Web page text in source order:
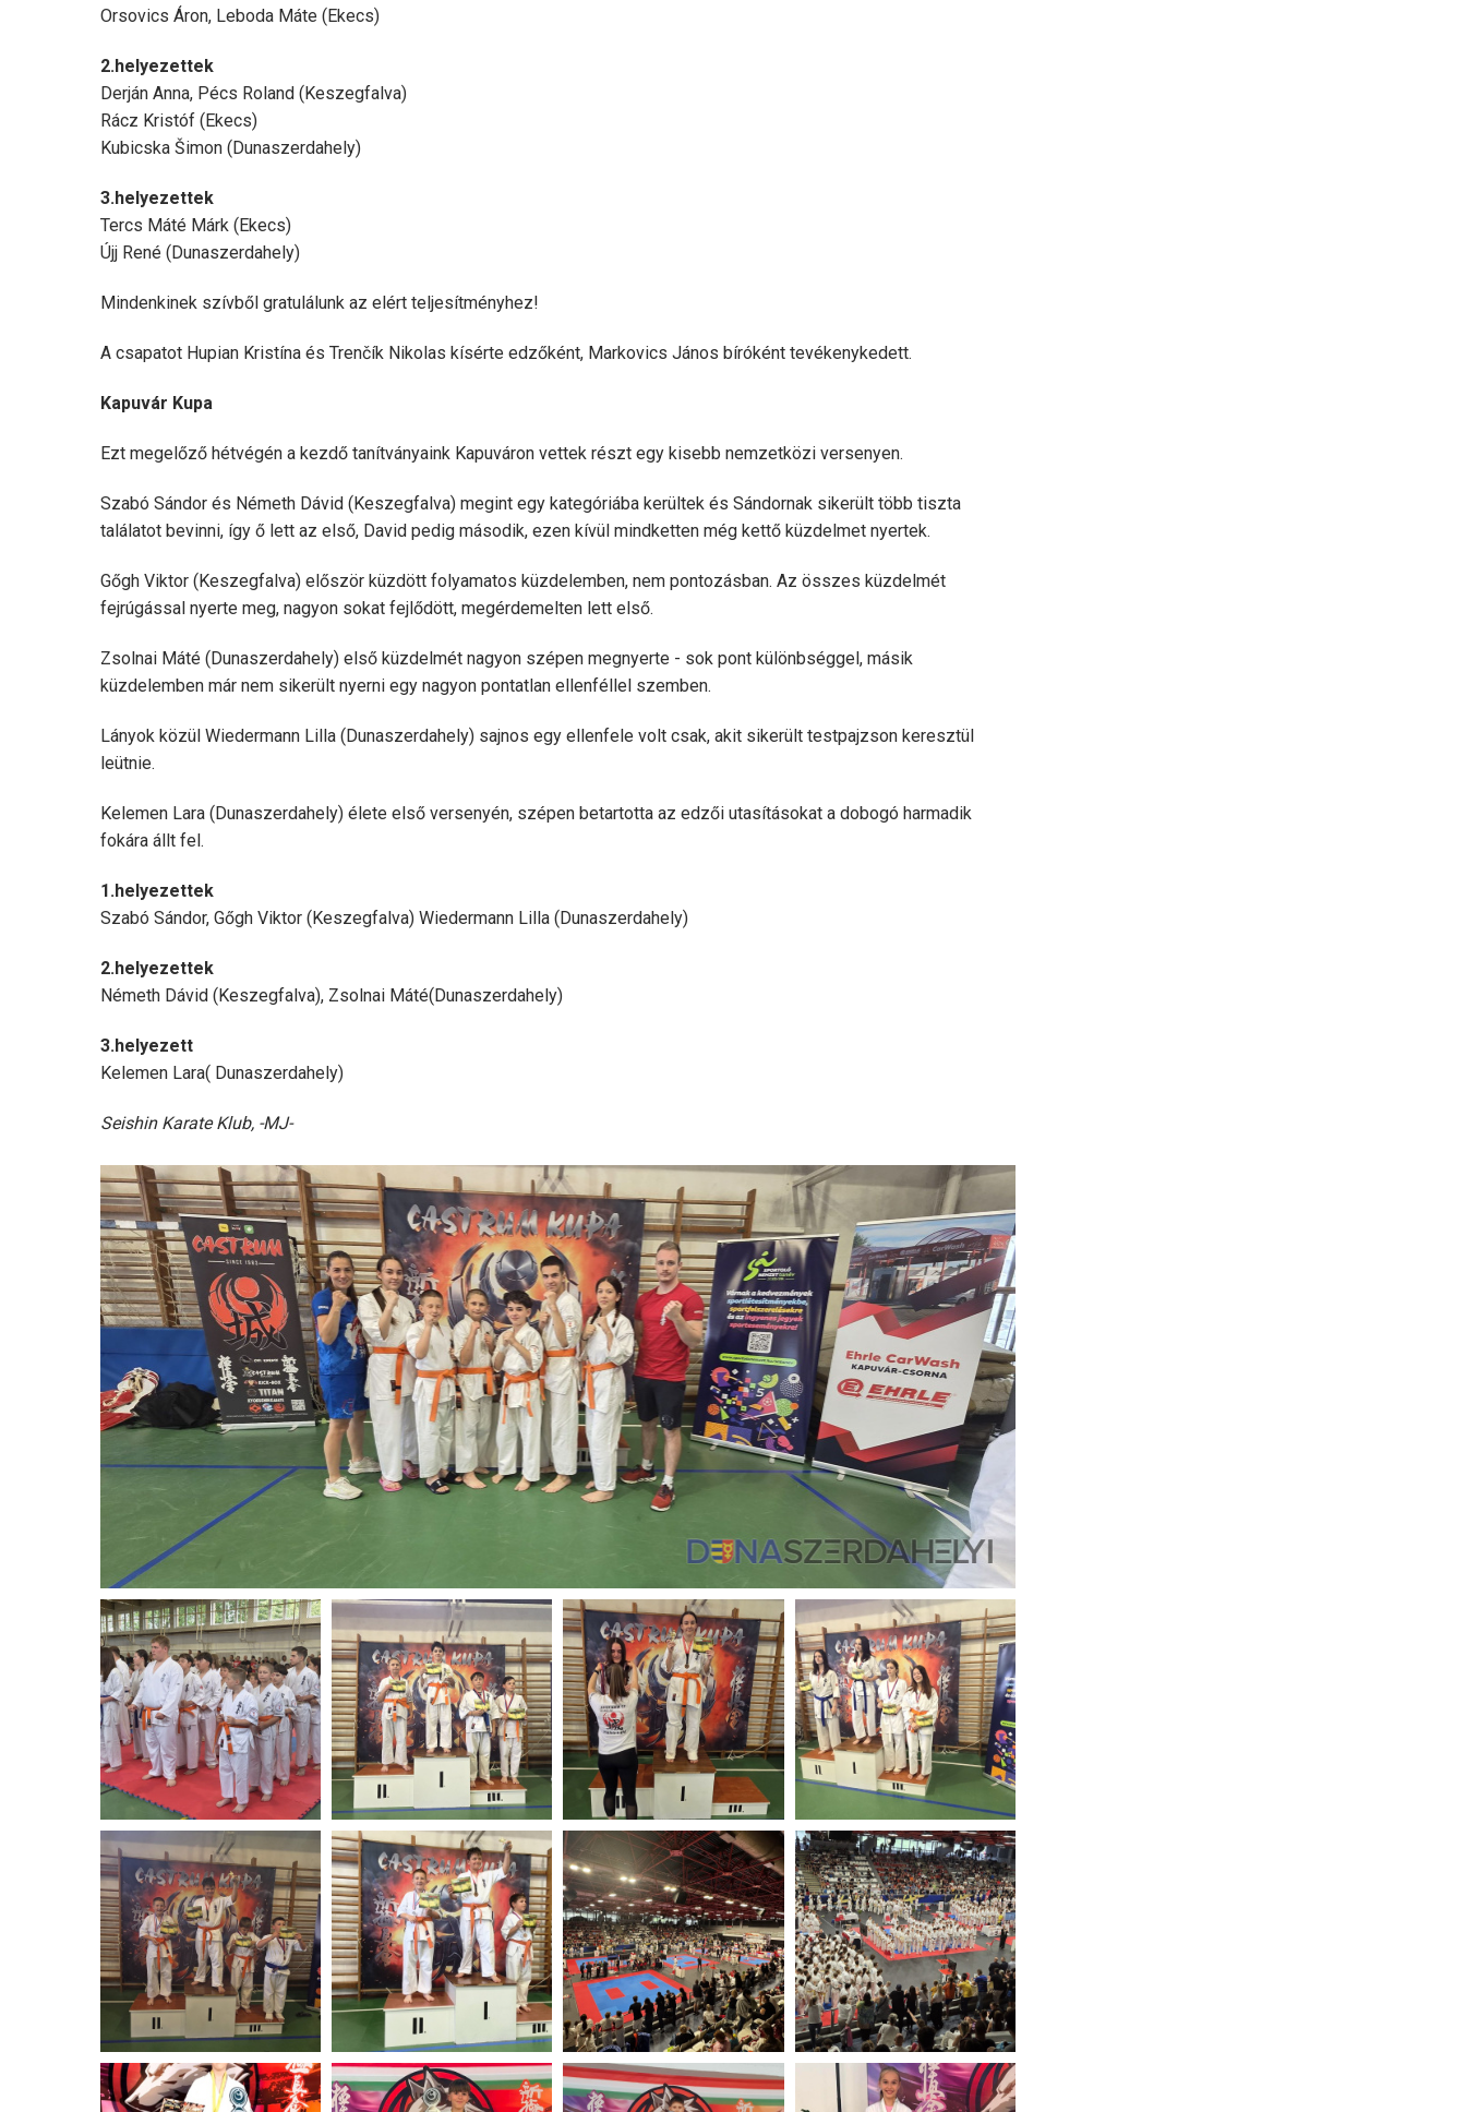
Orsovics Áron, Leboda Máte (Ekecs)
2.helyezettek
Derján Anna, Pécs Roland (Keszegfalva)
Rácz Kristóf (Ekecs)
Kubicska Šimon (Dunaszerdahely)
3.helyezettek
Tercs Máté Márk (Ekecs)
Újj René (Dunaszerdahely)
Mindenkinek szívből gratulálunk az elért teljesítményhez!
A csapatot Hupian Kristína és Trenčík Nikolas kísérte edzőként, Markovics János bíróként tevékenykedett.
Kapuvár Kupa
Ezt megelőző hétvégén a kezdő tanítványaink Kapuváron vettek részt egy kisebb nemzetközi versenyen.
Szabó Sándor és Németh Dávid (Keszegfalva) megint egy kategóriába kerültek és Sándornak sikerült több tiszta
találatot bevinni, így ő lett az első, David pedig második, ezen kívül mindketten még kettő küzdelmet nyertek.
Gőgh Viktor (Keszegfalva) először küzdött folyamatos küzdelemben, nem pontozásban. Az összes küzdelmét
fejrúgással nyerte meg, nagyon sokat fejlődött, megérdemelten lett első.
Zsolnai Máté (Dunaszerdahely) első küzdelmét nagyon szépen megnyerte - sok pont különbséggel, másik
küzdelemben már nem sikerült nyerni egy nagyon pontatlan ellenféllel szemben.
Lányok közül Wiedermann Lilla (Dunaszerdahely) sajnos egy ellenfele volt csak, akit sikerült testpajzson keresztül
leütnie.
Kelemen Lara (Dunaszerdahely) élete első versenyén, szépen betartotta az edzői utasításokat a dobogó harmadik
fokára állt fel.
1.helyezettek
Szabó Sándor, Gőgh Viktor (Keszegfalva) Wiedermann Lilla (Dunaszerdahely)
2.helyezettek
Németh Dávid (Keszegfalva), Zsolnai Máté(Dunaszerdahely)
3.helyezett
Kelemen Lara( Dunaszerdahely)
Seishin Karate Klub, -MJ-